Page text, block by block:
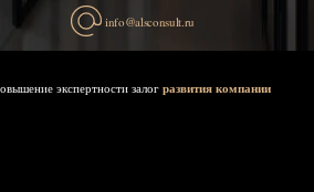
info@alsconsult.ru
экспертности залог развития компании